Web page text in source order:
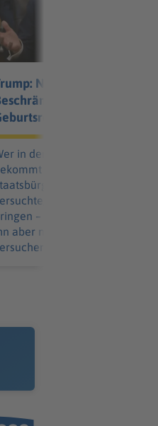
Neuer Anlauf für
von US-
in den USA geboren wird,
automatisch die
Trump
diese Praxis zu Fall
– und scheiterte. Das
aber nicht ab, es erneut zu